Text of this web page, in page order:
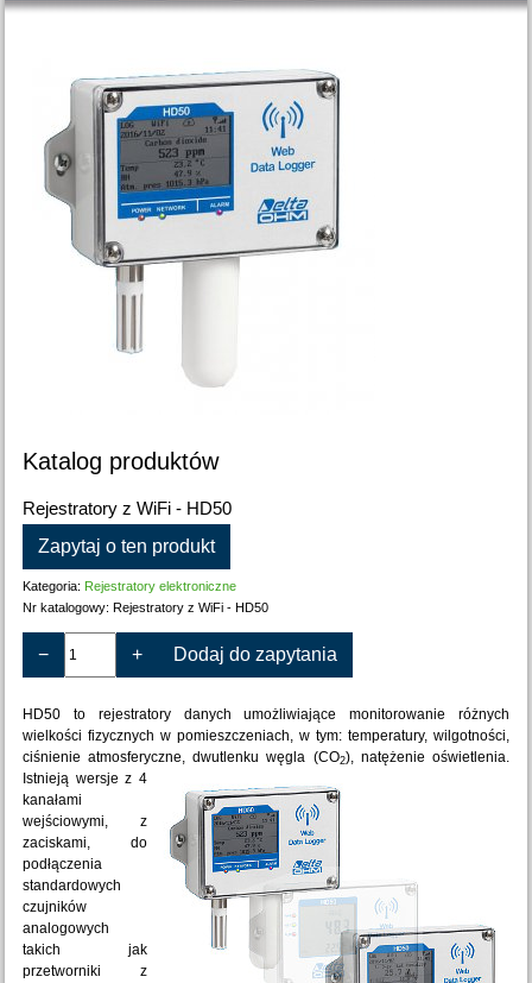
Katalog produktów
Rejestratory z WiFi - HD50
Zapytaj o ten produkt
Kategoria: Rejestratory elektroniczne
Nr katalogowy:Rejestratory z WiFi - HD50
− + Dodaj do zapytania
HD50 to rejestratory danych umożliwiające monitorowanie różnych
wielkości fizycznych w pomieszczeniach, w tym: temperatury, wilgotności,
ciśnienie atmosferyczne, dwutlenku węgla (CO2), natężenie oświetlenia.
Istnieją wersje z 4
kanałami
wejściowymi, z
zaciskami, do
podłączenia
standardowych
czujników
analogowych
takich jak
przetworniki z